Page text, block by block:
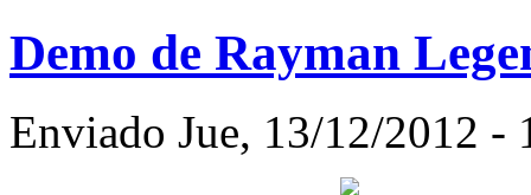
Demo de Rayman
Enviado Jue, 13/12/2012 -